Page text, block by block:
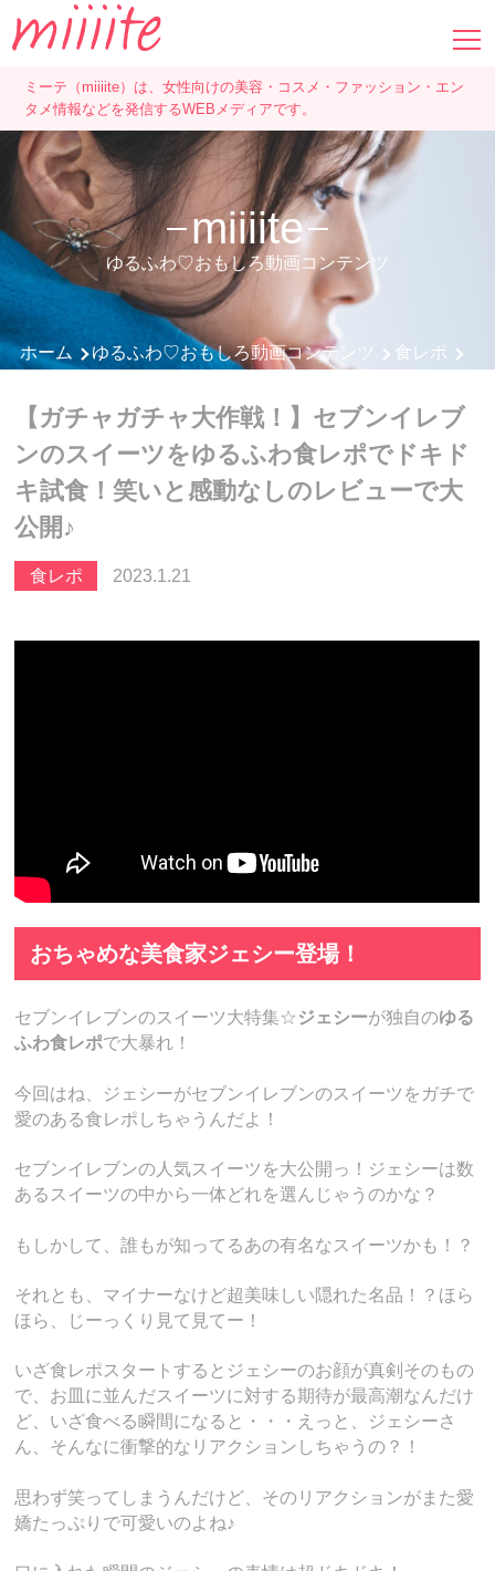
ミーテ（miiiite）は、女性向けの美容・コスメ・ファッション・エン
タメ情報などを発信するWEBメディアです。
miiiite
ゆるふわ♡おもしろ動画コンテンツ
ホーム ゆるふわ♡おもしろ動画コンテンツ 食レポ
【ガチャガチャ大作戦！】セブンイレブ
ンのスイーツをゆるふわ食レポでドキド
キ試食！笑いと感動なしのレビューで大
公開♪
食レポ 2023.1.21
おちゃめな美食家ジェシー登場！
セブンイレブンのスイーツ大特集☆ジェシーが独自のゆる
ふわ食レポで大暴れ！
今回はね、ジェシーがセブンイレブンのスイーツをガチで
愛のある食レポしちゃうんだよ！
セブンイレブンの人気スイーツを大公開っ！ジェシーは数
あるスイーツの中から一体どれを選んじゃうのかな？
もしかして、誰もが知ってるあの有名なスイーツかも！？
それとも、マイナーなけど超美味しい隠れた名品！？ほら
ほら、じーっくり見て見てー！
いざ食レポスタートするとジェシーのお顔が真剣そのもの
で、お皿に並んだスイーツに対する期待が最高潮なんだけ
ど、いざ食べる瞬間になると・・・えっと、ジェシーさ
ん、そんなに衝撃的なリアクションしちゃうの？！
思わず笑ってしまうんだけど、そのリアクションがまた愛
嬌たっぷりで可愛いのよね♪